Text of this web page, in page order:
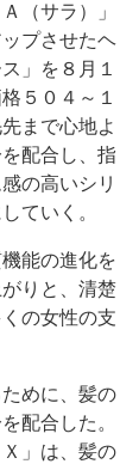
（サラ）」
プさせたヘ
」を８月１
５０４～１
まで心地よ
配合し、指
の高いシリ
ていく。
能の進化を
りと、清楚
の女性の支
めに、髪の
配合した。
」は、髪の